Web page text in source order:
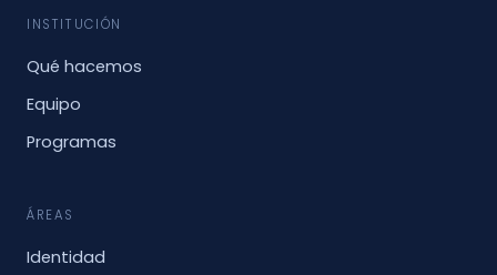
INSTITUCIÓN
Qué hacemos
Equipo
Programas
ÁREAS
Identidad